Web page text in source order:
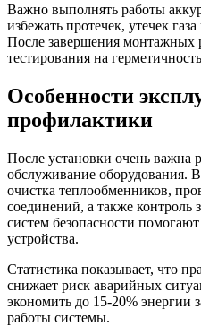
Важно выполнять работы
избежать протечек, утечек
После завершения монтажных
тестирования на
Особенности
профилактики
После установки очень важна
обслуживание оборудования.
очистка теплообменников,
соединений, а также контроль
систем безопасности
устройства.
Статистика показывает, что
снижает риск аварийных
экономить до 15-20% энергии
работы системы.